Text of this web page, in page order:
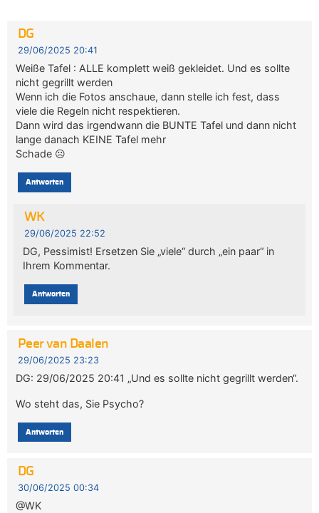
DG
29/06/2025 20:41
Weiße Tafel : ALLE komplett weiß gekleidet. Und es sollte
nicht gegrillt werden
Wenn ich die Fotos anschaue, dann stelle ich fest, dass
viele die Regeln nicht respektieren.
Dann wird das irgendwann die BUNTE Tafel und dann nicht
lange danach KEINE Tafel mehr
Schade ☹️
Antworten
WK
29/06/2025 22:52
DG, Pessimist! Ersetzen Sie „viele“ durch „ein paar“ in
Ihrem Kommentar.
Antworten
Peer van Daalen
29/06/2025 23:23
DG: 29/06/2025 20:41 „Und es sollte nicht gegrillt werden“.
Wo steht das, Sie Psycho?
Antworten
DG
30/06/2025 00:34
@WK